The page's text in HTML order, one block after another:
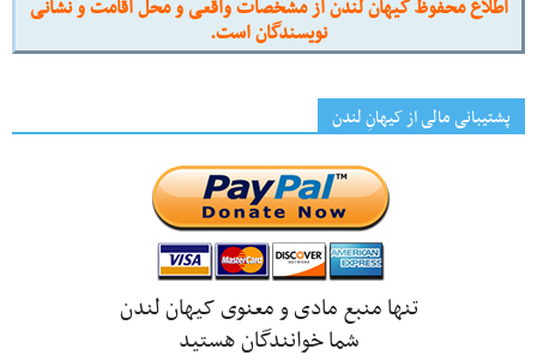
اطلاع محفوظ کیهان لندن از مشخصات واقعی و محل اقامت و نشانی
نویسندگان است.
پشتیبانی مالی از کیهانِ لندن
تنها منبع مادی و معنوی کیهان لندن
شما خوانندگان هستید